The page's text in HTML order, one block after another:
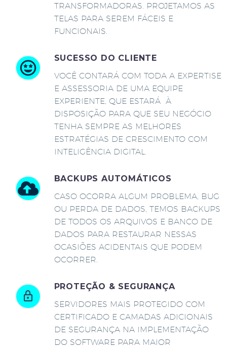
TRANSFORMADORAS. PROJETAMOS AS
TELAS PARA SEREM FÁCEIS E
FUNCIONAIS.
SUCESSO DO CLIENTE
VOCÊ CONTARÁ COM TODA A EXPERTISE
E ASSESSORIA DE UMA EQUIPE
EXPERIENTE, QUE ESTARÁ À
DISPOSIÇÃO PARA QUE SEU NEGÓCIO
TENHA SEMPRE AS MELHORES
ESTRATÉGIAS DE CRESCIMENTO COM
INTELIGÊNCIA DIGITAL.
BACKUPS AUTOMÁTICOS
CASO OCORRA ALGUM PROBLEMA, BUG
OU PERDA DE DADOS, TEMOS BACKUPS
DE TODOS OS ARQUIVOS E BANCO DE
DADOS PARA RESTAURAR NESSAS
OCASIÕES ACIDENTAIS QUE PODEM
OCORRER.
PROTEÇÃO & SEGURANÇA
SERVIDORES MAIS PROTEGIDO COM
CERTIFICADO E CAMADAS ADICIONAIS
DE SEGURANÇA NA IMPLEMENTAÇÃO
DO SOFTWARE PARA MAIOR